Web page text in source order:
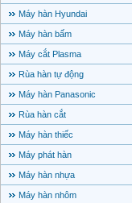
Máy hàn Hyundai
Máy hàn bấm
Máy cắt Plasma
Rùa hàn tự động
Máy hàn Panasonic
Rùa hàn cắt
Máy hàn thiếc
Máy phát hàn
Máy hàn nhựa
Máy hàn nhôm